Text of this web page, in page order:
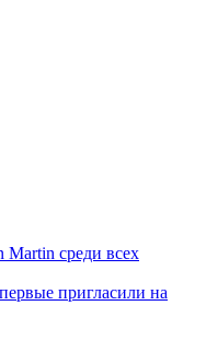
среди всех
пригласили на